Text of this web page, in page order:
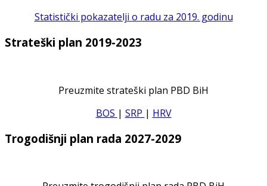
Statistički pokazatelji o radu za 2019. godinu
Strateški plan 2019-2023
Preuzmite strateški plan PBD BiH
BOS | SRP | HRV
Trogodišnji plan rada 2027-2029